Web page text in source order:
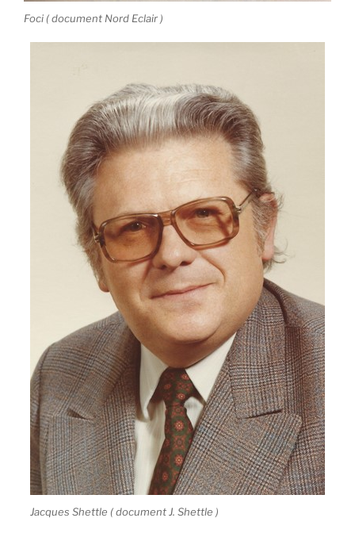
Foci ( document Nord Eclair )
Jacques Shettle ( document J. Shettle )